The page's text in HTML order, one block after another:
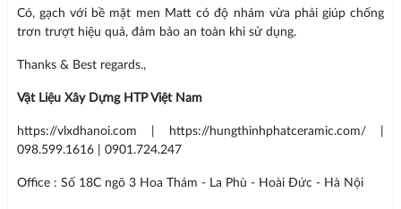
Có, gạch với bề mặt men Matt có độ nhám vừa phải giúp chống
trơn trượt hiệu quả, đảm bảo an toàn khi sử dụng.
Thanks & Best regards.,
Vật Liệu Xây Dựng HTP Việt Nam
https://vlxdhanoi.com | https://hungthinhphatceramic.com/ |
098.599.1616 | 0901.724.247
Office : Số 18C ngõ 3 Hoa Thám - La Phù - Hoài Đức - Hà Nội